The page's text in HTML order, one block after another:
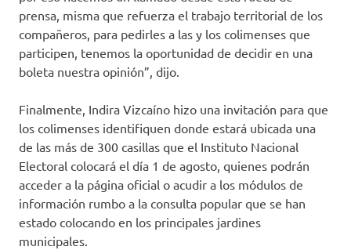
prensa, misma que refuerza el trabajo territorial de los
compañeros, para pedirles a las y los colimenses que
participen, tenemos la oportunidad de decidir en una
boleta nuestra opinión”, dijo.
Finalmente, Indira Vizcaíno hizo una invitación para que
los colimenses identifiquen donde estará ubicada una
de las más de 300 casillas que el Instituto Nacional
Electoral colocará el día 1 de agosto, quienes podrán
acceder a la página oficial o acudir a los módulos de
información rumbo a la consulta popular que se han
estado colocando en los principales jardines
municipales.